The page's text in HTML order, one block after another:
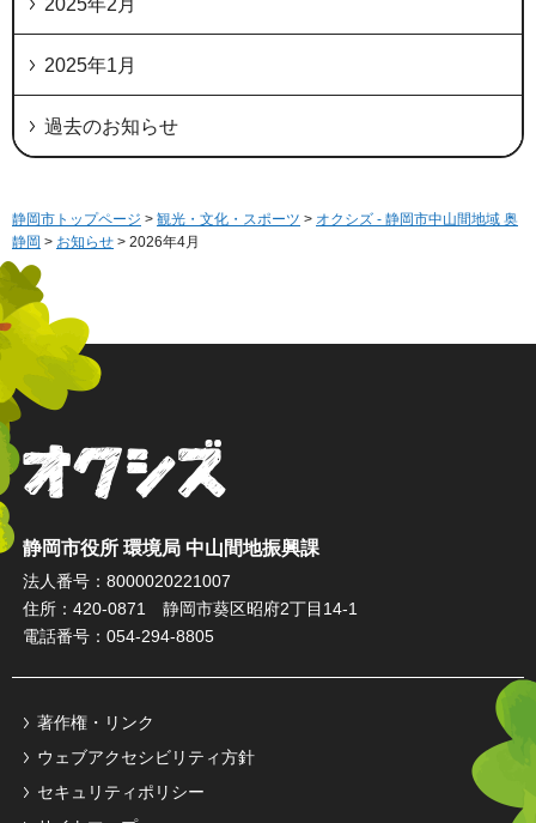
2025年1月
過去のお知らせ
静岡市トップページ > 観光・文化・スポーツ > オクシズ - 静岡市中山間地域 奥
静岡 > お知らせ > 2026年4月
静岡市役所 環境局 中山間地振興課
法人番号：8000020221007
住所：420-0871 静岡市葵区昭府2丁目14-1
電話番号：054-294-8805
著作権・リンク
ウェブアクセシビリティ方針
セキュリティポリシー